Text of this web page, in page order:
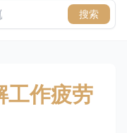
搜索
工作疲劳